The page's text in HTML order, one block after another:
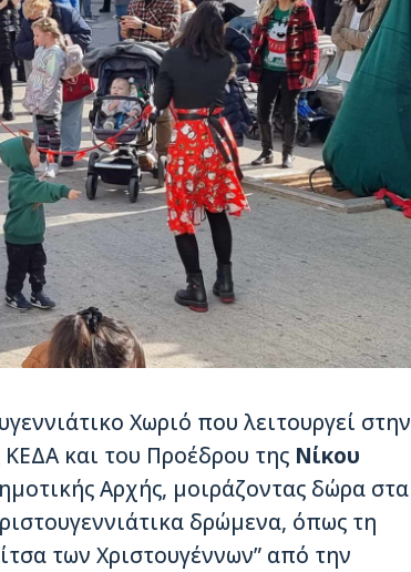
Χωριό που λειτουργεί στην
και του Προέδρου της Νίκου
Αρχής, μοιράζοντας δώρα στα
δρώμενα, όπως τη
των Χριστουγέννων” από την